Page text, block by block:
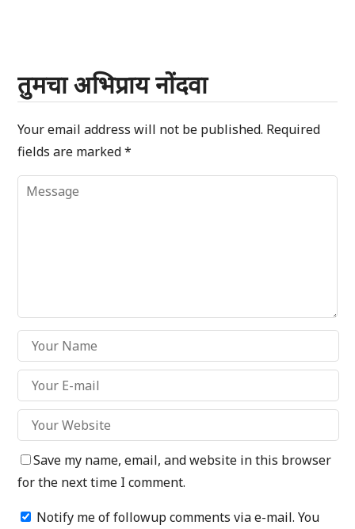
तुमचा अभिप्राय नोंदवा
Your email address will not be published. Required
fields are marked*
Save my name, email, and website in this browser
for the next time I comment.
Notify me of followup comments via e-mail. You